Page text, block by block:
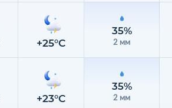
+25°C
35%
2 мм
+23°C
35%
2 мм